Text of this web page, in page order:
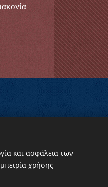
και ασφάλεια των
χρήσης.